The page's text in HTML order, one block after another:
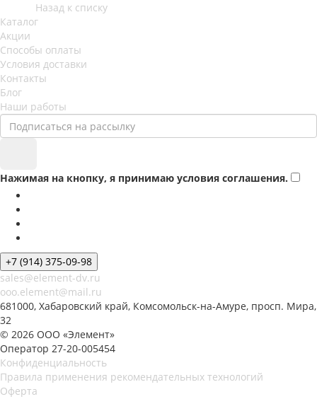
Назад к списку
Каталог
Акции
Способы оплаты
Условия доставки
Контакты
Блог
Наши работы
Нажимая на кнопку, я принимаю условия соглашения.
+7 (914) 375-09-98
sales@element-dv.ru
ooo.element@mail.ru
681000, Хабаровский край, Комсомольск-на-Амуре, просп. Мира,
32
© 2026 ООО «Элемент»
Оператор 27-20-005454
Конфиденциальность
Правила применения рекомендательных технологий
Оферта